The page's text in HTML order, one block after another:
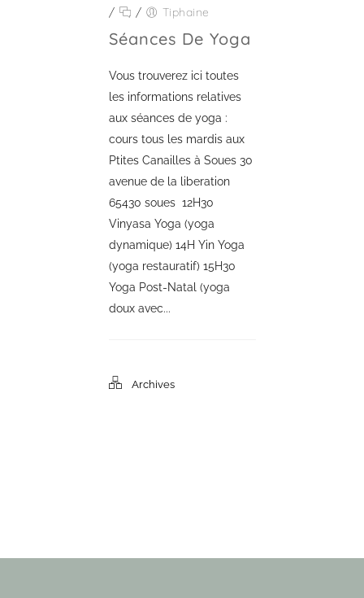
/
/ Tiphaine
Séances De Yoga
Vous trouverez ici toutes
les informations relatives
aux séances de yoga :
cours tous les mardis aux
Ptites Canailles à Soues 30
avenue de la liberation
65430 soues 12H30
Vinyasa Yoga (yoga
dynamique) 14H Yin Yoga
(yoga restauratif) 15H30
Yoga Post-Natal (yoga
doux avec...
Archives